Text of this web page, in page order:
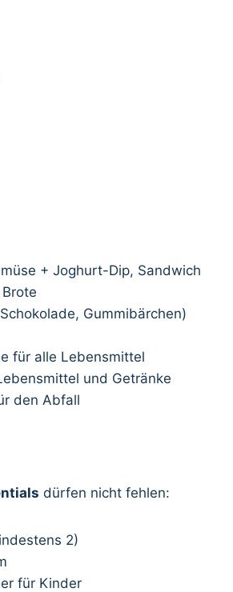
+ Joghurt-Dip, Sandwich
Gummibärchen)
für alle Lebensmittel
und Getränke
den Abfall
dürfen nicht fehlen:
2)
für Kinder